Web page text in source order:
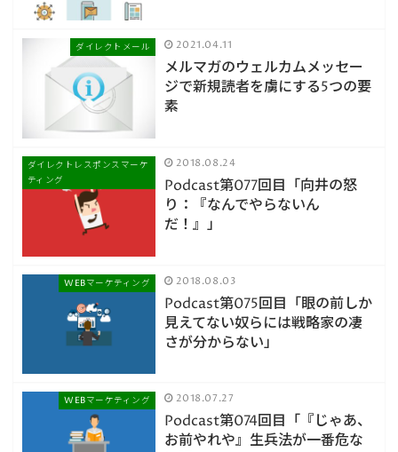
ダイレクトメール 2021.04.11
メルマガのウェルカムメッセー
ジで新規読者を虜にする5つの要
素
ダイレクトレスポンスマーケ
ティング
2018.08.24
Podcast第077回目「向井の怒
り：『なんでやらないん
だ！』」
WEBマーケティング 2018.08.03
Podcast第075回目「眼の前しか
見えてない奴らには戦略家の凄
さが分からない」
WEBマーケティング 2018.07.27
Podcast第074回目「『じゃあ、
お前やれや』生兵法が一番危な